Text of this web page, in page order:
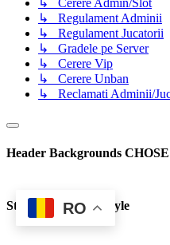
↳ Cerere Admin/Slot
↳ Regulament Adminii
↳ Regulament Jucatorii
↳ Gradele pe Server
↳ Cerere Vip
↳ Cerere Unban
↳ Reclamati Adminii/
Header Backgrounds
Styles Chose your style
RO